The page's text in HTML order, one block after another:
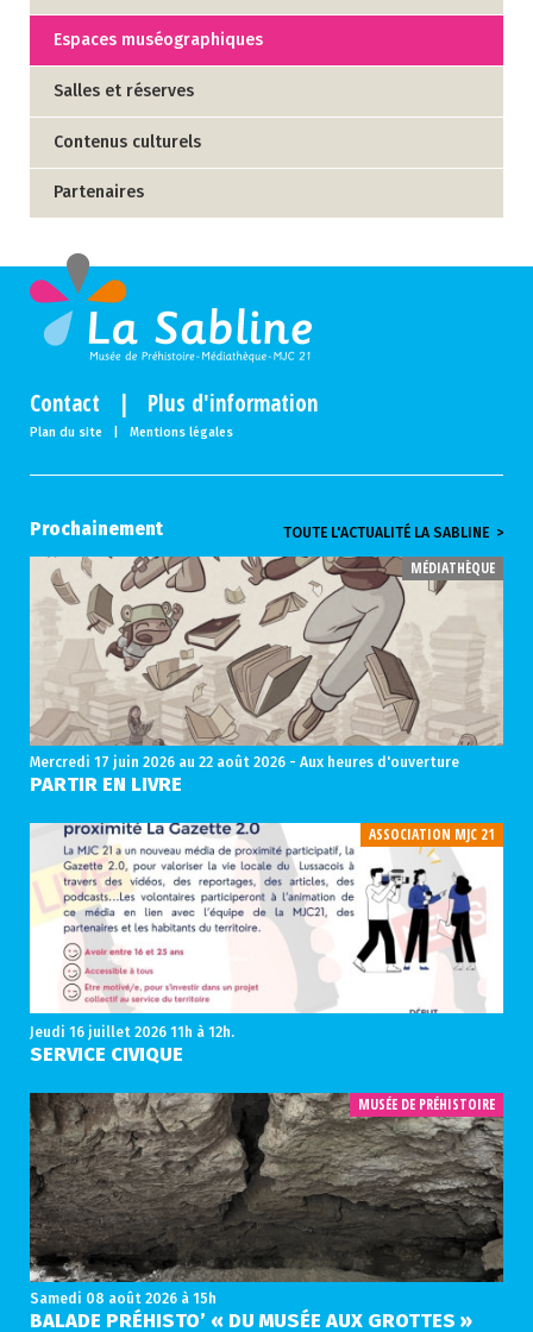
Espaces muséographiques
Salles et réserves
Contenus culturels
Partenaires
Contact | Plus d'information
Plan du site Mentions légales
Prochainement TOUTE L'ACTUALITÉ LA SABLINE >
MÉDIATHÈQUE
Mercredi 17 juin 2026au 22 août 2026 - Aux heures d'ouverture
PARTIR EN LIVRE
ASSOCIATION MJC 21
Jeudi 16 juillet 202611h à 12h.
SERVICE CIVIQUE
MUSÉE DE PRÉHISTOIRE
Samedi 08 août 2026à 15h
BALADE PRÉHISTO’ « DU MUSÉE AUX GROTTES »